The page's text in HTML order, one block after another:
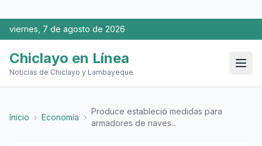
viernes, 7 de agosto de 2026
Chiclayo en Línea
Noticias de Chiclayo y Lambayeque
Inicio › Economía ›
Produce estableció medidas para
armadores de naves...